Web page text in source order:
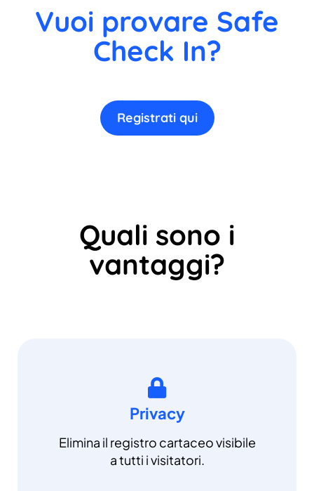
Vuoi provare Safe
Check In?
Registrati qui
Quali sono i
vantaggi?
Privacy
Elimina il registro cartaceo visibile
a tutti i visitatori.